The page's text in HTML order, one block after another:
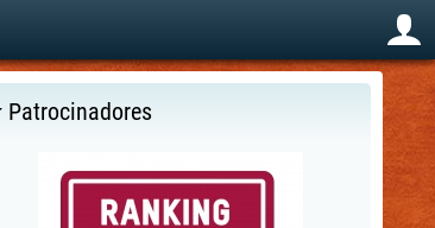
Patrocinadores